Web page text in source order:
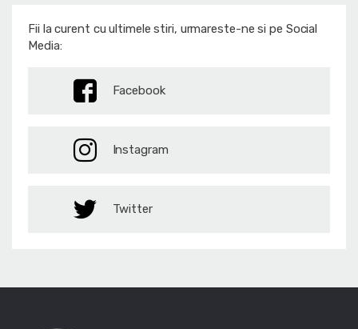
Fii la curent cu ultimele stiri, urmareste-ne si pe Social
Media:
Facebook
Instagram
Twitter